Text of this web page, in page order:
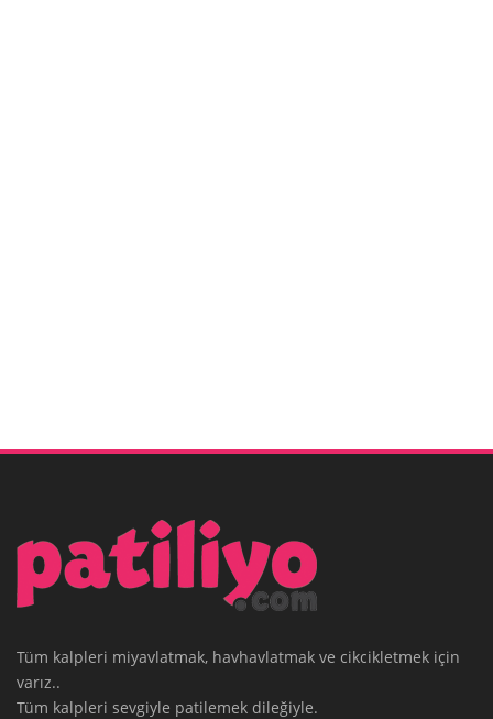
Tüm kalpleri miyavlatmak, havhavlatmak ve cikcikletmek için
varız..
Tüm kalpleri sevgiyle patilemek dileğiyle.